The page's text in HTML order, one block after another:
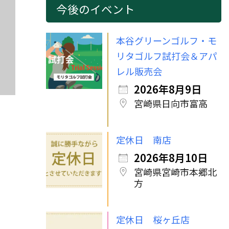
今後のイベント
本谷グリーンゴルフ・モ
リタゴルフ試打会＆アパ
レル販売会
2026年8月9日
宮崎県日向市富高
定休日 南店
2026年8月10日
宮崎県宮崎市本郷北
方
定休日 桜ヶ丘店